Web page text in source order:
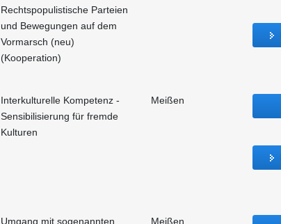
Rechtspopulistische Parteien
und Bewegungen auf dem
Vormarsch (neu)
(Kooperation)
Interkulturelle Kompetenz -
Sensibilisierung für fremde
Kulturen
Meißen
Umgang mit sogenannten
Meißen